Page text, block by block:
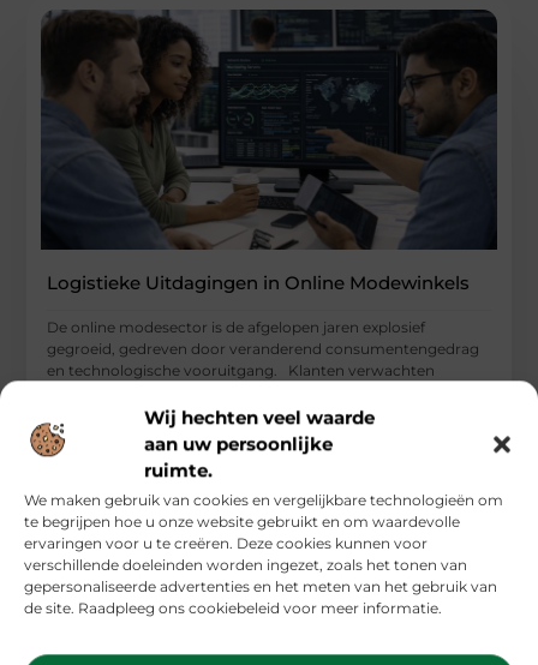
Wij hechten veel waarde
aan uw persoonlijke
ruimte.
We maken gebruik van cookies en vergelijkbare technologieën om
te begrijpen hoe u onze website gebruikt en om waardevolle
ervaringen voor u te creëren. Deze cookies kunnen voor
verschillende doeleinden worden ingezet, zoals het tonen van
gepersonaliseerde advertenties en het meten van het gebruik van
de site. Raadpleeg ons cookiebeleid voor meer informatie.
Logistieke Uitdagingen in Online Modewinkels
De online modesector is de afgelopen jaren explosief
gegroeid, gedreven door veranderend consumentengedrag
en technologische vooruitgang. Klanten verwachten
...